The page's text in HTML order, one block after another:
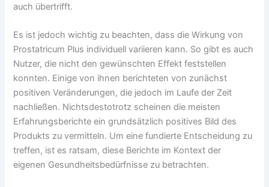
auch übertrifft.
Es ist jedoch wichtig zu beachten, dass die Wirkung von
Prostatricum Plus individuell variieren kann. So gibt es auch
Nutzer, die nicht den gewünschten Effekt feststellen
konnten. Einige von ihnen berichteten von zunächst
positiven Veränderungen, die jedoch im Laufe der Zeit
nachließen. Nichtsdestotrotz scheinen die meisten
Erfahrungsberichte ein grundsätzlich positives Bild des
Produkts zu vermitteln. Um eine fundierte Entscheidung zu
treffen, ist es ratsam, diese Berichte im Kontext der
eigenen Gesundheitsbedürfnisse zu betrachten.